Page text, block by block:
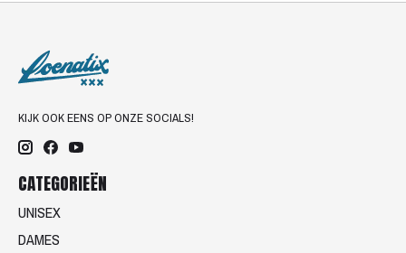
KIJK OOK EENS OP ONZE SOCIALS!
CATEGORIEËN
UNISEX
DAMES